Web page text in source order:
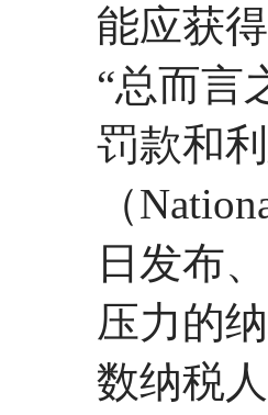
能应获
“总而言
罚款和
（
日发布
压力的
数纳税